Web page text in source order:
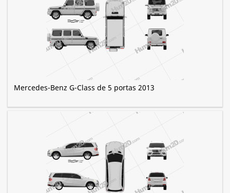
Mercedes-Benz G-Class de 5 portas 2013